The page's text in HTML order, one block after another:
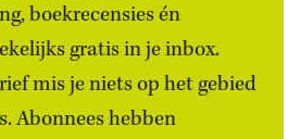
boekrecensies én
gratis in je inbox.
mis je niets op het gebied
Abonnees hebben